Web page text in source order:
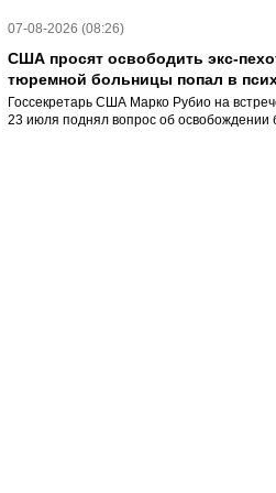
07-08-2026 (08:26)
США просят освободить экс-
тюремной больницы попал в
Госсекретарь США Марко Рубио на
23 июля поднял вопрос об освобождении